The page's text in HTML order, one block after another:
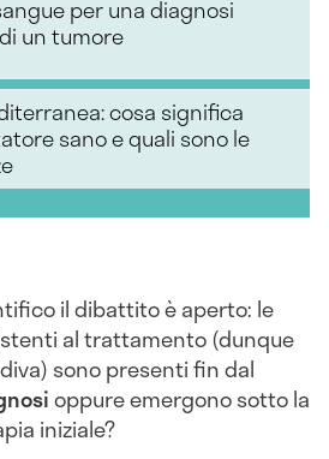
per una diagnosi
un tumore
cosa significa
sano e quali sono le
il dibattito è aperto: le
al trattamento (dunque
sono presenti fin dal
oppure emergono sotto la
iniziale?